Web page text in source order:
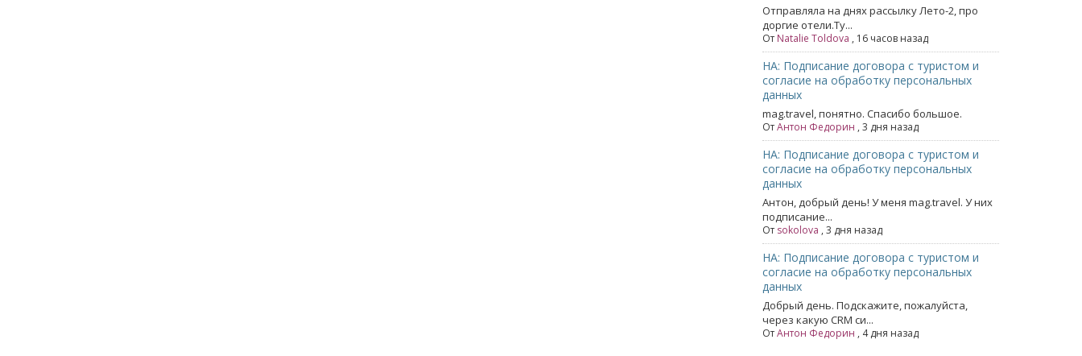
Отправляла на днях рассылку Лето-2, про
доргие отели.Ту...
От Natalie Toldova , 16 часов назад
НА: Подписание договора с туристом и
согласие на обработку персональных
данных
mag.travel, понятно. Спасибо большое.
ОтАнтон Федорин , 3 дня назад
НА: Подписание договора с туристом и
согласие на обработку персональных
данных
Антон, добрый день! У меня mag.travel. У них
подписание...
От sokolova , 3 дня назад
НА: Подписание договора с туристом и
согласие на обработку персональных
данных
Добрый день. Подскажите, пожалуйста,
через какую CRM си...
ОтАнтон Федорин , 4 дня назад